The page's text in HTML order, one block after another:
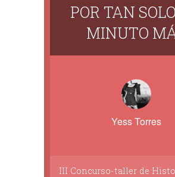
POR TAN
MINUTO
Yess Torres
III Concurso-taller de